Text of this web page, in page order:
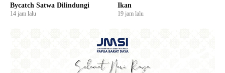
Bycatch Satwa Dilindungi
14 jam lalu
Ikan
19 jam lalu